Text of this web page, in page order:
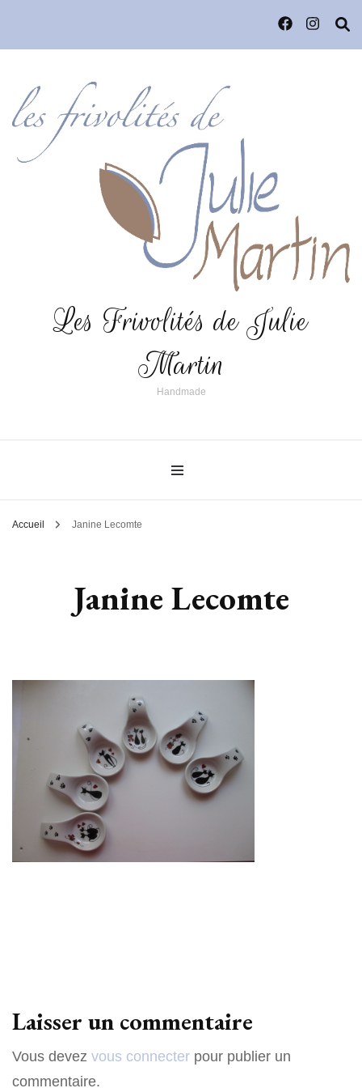
Les Frivolités de Julie
Martin
Handmade
Accueil Janine Lecomte
Janine Lecomte
Laisser un commentaire
Vous devez vous connecter pour publier un
commentaire.